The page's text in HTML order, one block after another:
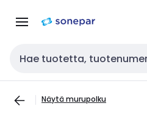
navigointiinsisältöön
Haku
Näytä murupolku